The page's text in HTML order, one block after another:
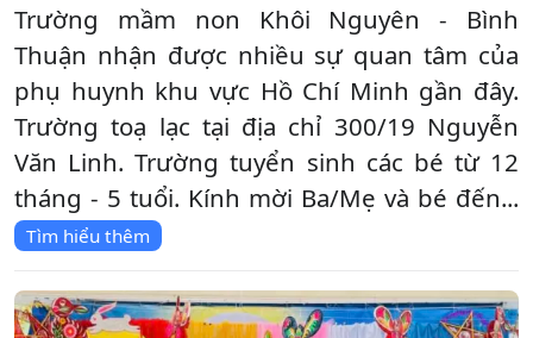
Trường mầm non Khôi Nguyên - Bình
Thuận nhận được nhiều sự quan tâm của
phụ huynh khu vực Hồ Chí Minh gần đây.
Trường toạ lạc tại địa chỉ 300/19 Nguyễn
Văn Linh. Trường tuyển sinh các bé từ 12
tháng - 5 tuổi. Kính mời Ba/Mẹ và bé đến...
Tìm hiểu thêm